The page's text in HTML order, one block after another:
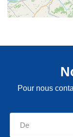
Pour nous